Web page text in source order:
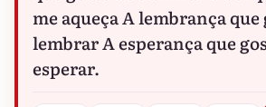
me aqueça A lembrança que
lembrar A esperança que
esperar.